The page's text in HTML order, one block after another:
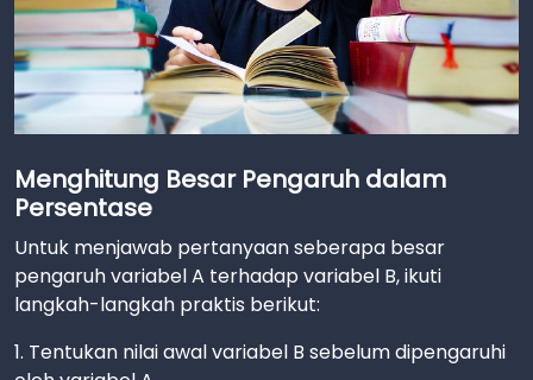
Menghitung Besar Pengaruh dalam
Persentase
Untuk menjawab pertanyaan seberapa besar
pengaruh variabel A terhadap variabel B, ikuti
langkah-langkah praktis berikut:
1. Tentukan nilai awal variabel B sebelum dipengaruhi